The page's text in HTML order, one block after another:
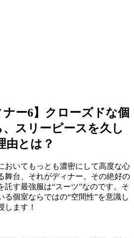
ナー6】クローズドな個
スリーピースを久し
由とは？
おいてもっとも濃密にして高度な心
舞台、それがディナー。その絶好の
託す最強服は“スーツ”なのです。そ
る個室ならではの“空間性”を意識し
します！